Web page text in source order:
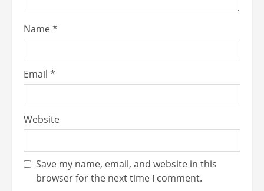
Name*
Email *
Website
Save my name, email, and website in this
browser for the next time I comment.